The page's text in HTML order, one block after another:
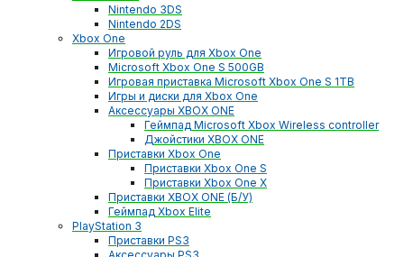
Nintendo 3DS
Nintendo 2DS
Xbox One
Игровой руль для Xbox One
Microsoft Xbox One S 500GB
Игровая приставка Microsoft Xbox One S 1TB
Игры и диски для Xbox One
Аксессуары XBOX ONE
Геймпад Microsoft Xbox Wireless controller
Джойстики XBOX ONE
Приставки Xbox One
Приставки Xbox One S
Приставки Xbox One X
Приставки XBOX ONE (Б/У)
Геймпад Xbox Elite
PlayStation 3
Приставки PS3